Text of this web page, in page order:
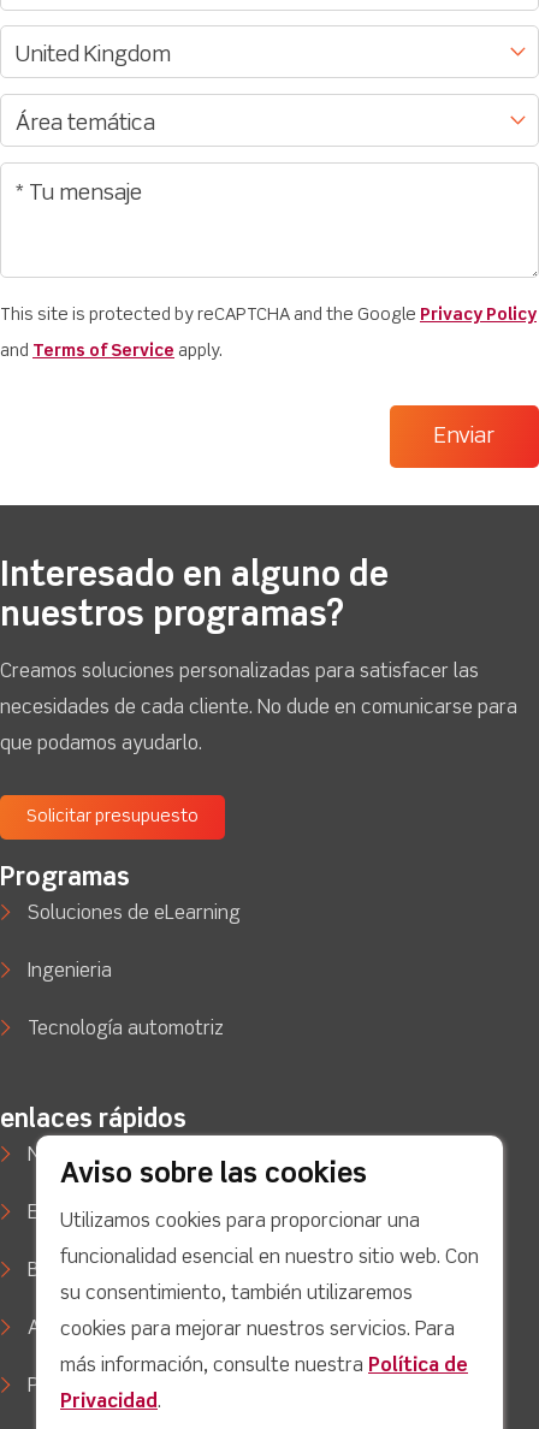
This site is protected by reCAPTCHA and the Google Privacy Policy
and Terms of Service apply.
Interesado en alguno de
nuestros programas?
Creamos soluciones personalizadas para satisfacer las
necesidades de cada cliente. No dude en comunicarse para
que podamos ayudarlo.
Solicitar presupuesto
Programas
Soluciones de eLearning
Ingenieria
Tecnología automotriz
enlaces rápidos
Noticias
Estudios de caso
Blog
Apoyo
Política de privacidad
Aviso sobre las cookies
Utilizamos cookies para proporcionar una
funcionalidad esencial en nuestro sitio web. Con
su consentimiento, también utilizaremos
cookies para mejorar nuestros servicios. Para
más información, consulte nuestra Política de
Privacidad.